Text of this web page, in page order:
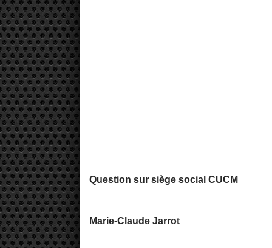
Question sur siège social CUCM
Marie-Claude Jarrot